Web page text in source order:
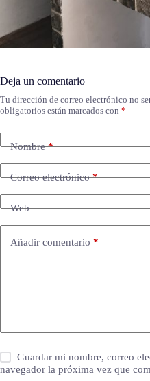
Deja un comentario
Tu dirección de correo electrónico no
obligatorios están marcados con *
Nombre*
Correo electrónico*
Web
Añadir comentario *
Guardar mi nombre, correo
navegador la próxima vez que